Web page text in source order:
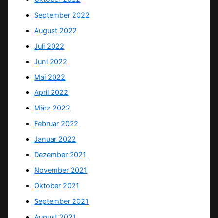
September 2022
August 2022
Juli 2022
Juni 2022
Mai 2022
April 2022
März 2022
Februar 2022
Januar 2022
Dezember 2021
November 2021
Oktober 2021
September 2021